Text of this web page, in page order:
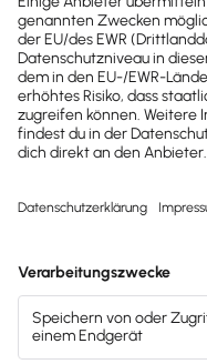
Vorjahrs nicht
Kauf von
neben der